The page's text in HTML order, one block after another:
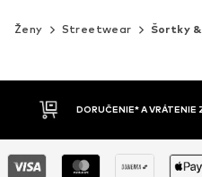
Ženy Streetwear Šortky
DOBIERKA